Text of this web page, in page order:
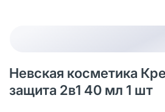
Невская косметика
защита 2в1 40 мл 1 шт